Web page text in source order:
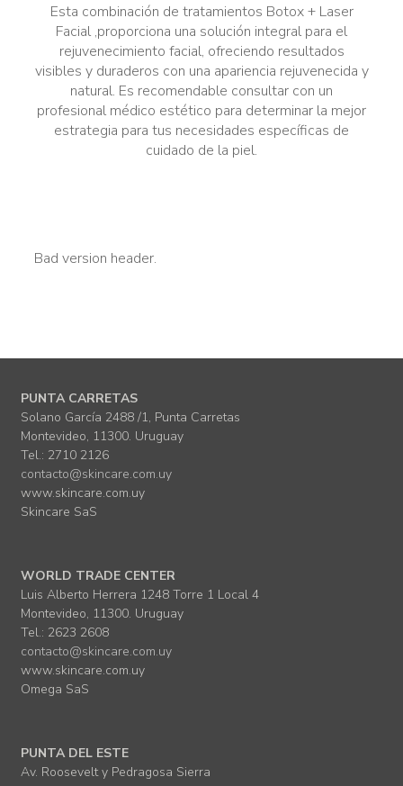
Esta combinación de tratamientos Botox + Laser
Facial ,proporciona una solución integral para el
rejuvenecimiento facial, ofreciendo resultados
visibles y duraderos con una apariencia rejuvenecida y
natural. Es recomendable consultar con un
profesional médico estético para determinar la mejor
estrategia para tus necesidades específicas de
cuidado de la piel.
Bad version header.
PUNTA CARRETAS
Solano García 2488 /1, Punta Carretas
Montevideo, 11300. Uruguay
Tel.: 2710 2126
contacto@skincare.com.uy
www.skincare.com.uy
Skincare SaS
WORLD TRADE CENTER
Luis Alberto Herrera 1248 Torre 1 Local 4
Montevideo, 11300. Uruguay
Tel.: 2623 2608
contacto@skincare.com.uy
www.skincare.com.uy
Omega SaS
PUNTA DEL ESTE
Av. Roosevelt y Pedragosa Sierra